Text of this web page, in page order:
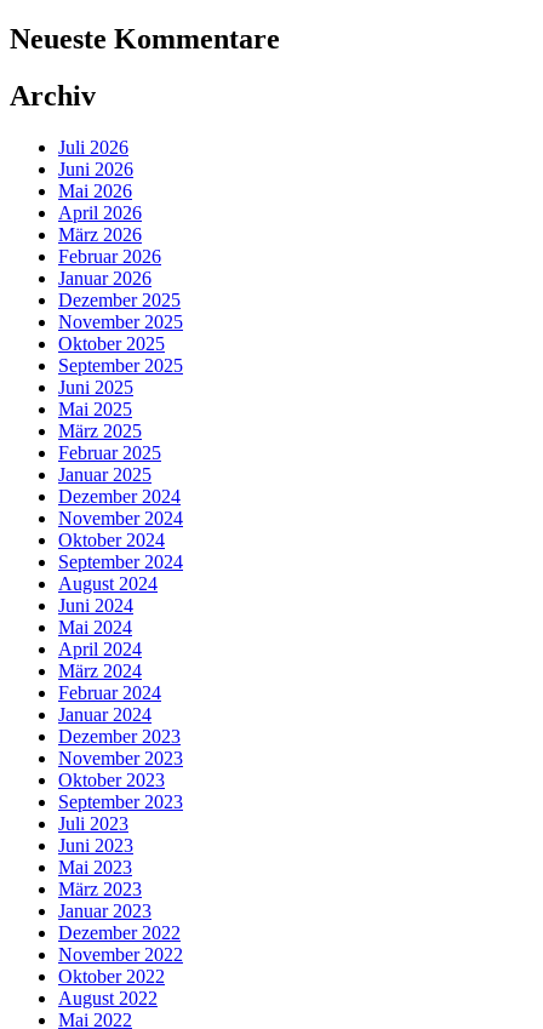
Neueste Kommentare
Archiv
Juli 2026
Juni 2026
Mai 2026
April 2026
März 2026
Februar 2026
Januar 2026
Dezember 2025
November 2025
Oktober 2025
September 2025
Juni 2025
Mai 2025
März 2025
Februar 2025
Januar 2025
Dezember 2024
November 2024
Oktober 2024
September 2024
August 2024
Juni 2024
Mai 2024
April 2024
März 2024
Februar 2024
Januar 2024
Dezember 2023
November 2023
Oktober 2023
September 2023
Juli 2023
Juni 2023
Mai 2023
März 2023
Januar 2023
Dezember 2022
November 2022
Oktober 2022
August 2022
Mai 2022